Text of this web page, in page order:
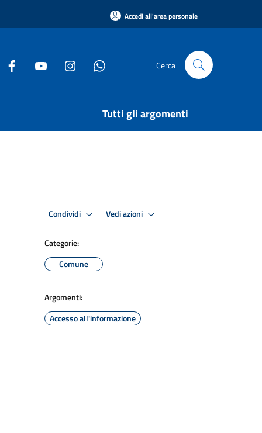
Accedi all'area personale
Cerca
Tutti gli argomenti
Condividi Vedi azioni
Categorie:
Comune
Argomenti:
Accesso all'informazione